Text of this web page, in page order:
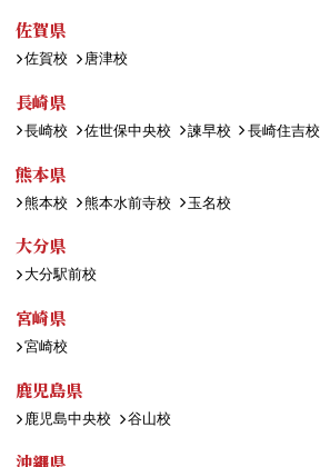
佐賀県
佐賀校 唐津校
長崎県
長崎校 佐世保中央校 諫早校 長崎住吉校
熊本県
熊本校 熊本水前寺校 玉名校
大分県
大分駅前校
宮崎県
宮崎校
鹿児島県
鹿児島中央校 谷山校
沖縄県